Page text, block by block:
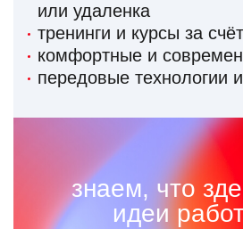
или удаленка
тренинги и курсы за
комфортные и
передовые технологии
знаем, что
идеи